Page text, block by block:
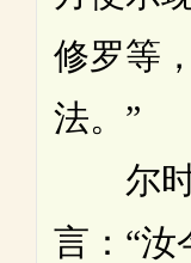
修罗等
法。”
尔时
言：“汝